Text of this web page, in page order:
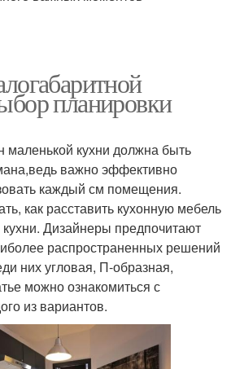
планировки
маленькой кухни должна быть
важно эффективно
каждый см помещения.
как расставить кухонную мебель
Дизайнеры предпочитают
распространенных решений
них угловая, П-образная,
можно ознакомиться с
из вариантов.